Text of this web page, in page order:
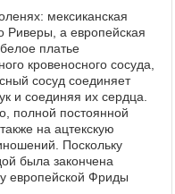
мексиканская
Риверы, а европейская
платье
кровеносного сосуда,
сосуд соединяет
и соединяя их сердца.
полной постоянной
на ацтекскую
Поскольку
была закончена
европейской Фриды